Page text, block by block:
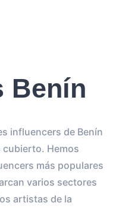
Benín
influencers de Benín
Hemos
más populares
varios sectores
artistas de la